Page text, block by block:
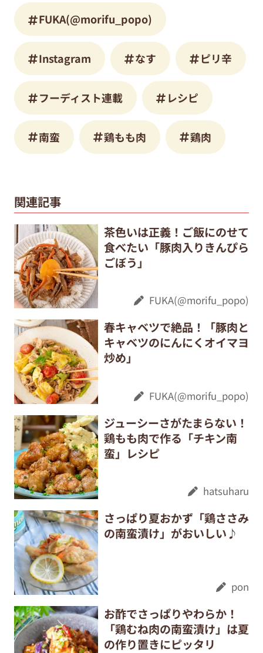
FUKA(@morifu_popo)
Instagram なす ピリ辛
フーディスト連載 レシピ
南蛮 鶏もも肉 鶏肉
関連記事
茶色いは正義！ご飯にのせて
食べたい「豚肉入りきんぴら
ごぼう」
FUKA(@morifu_popo)
春キャベツで絶品！「豚肉と
キャベツのにんにくオイマヨ
炒め」
FUKA(@morifu_popo)
ジューシーさがたまらない！
鶏もも肉で作る「チキン南
蛮」レシピ
hatsuharu
さっぱり夏おかず「鶏ささみ
の南蛮漬け」がおいしい♪
pon
お酢でさっぱりやわらか！
「鶏むね肉の南蛮漬け」は夏
の作り置きにピッタリ